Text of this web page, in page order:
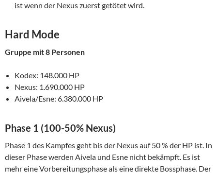
ist wenn der Nexus zuerst getötet wird.
Hard Mode
Gruppe mit 8 Personen
Kodex: 148.000 HP
Nexus: 1.690.000 HP
Aivela/Esne: 6.380.000 HP
Phase 1 (100-50% Nexus)
Phase 1 des Kampfes geht bis der Nexus auf 50 % der HP ist. In
dieser Phase werden Aivela und Esne nicht bekämpft. Es ist
mehr eine Vorbereitungsphase als eine direkte Bossphase. Der